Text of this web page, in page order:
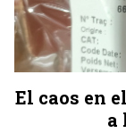
El caos en
a